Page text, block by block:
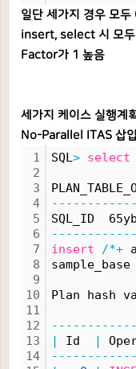
일단 세가지 경우 모
insert, select 시 모
Factor가 1 높음
세가지 케이스 실행계
No-Parallel ITAS 삽
1
2
3
4
5
6
7
8
9
10
11
12
13
14
SQL> select
SQL_ID
insert
/*+
sample_base
Plan hash
|
Id |